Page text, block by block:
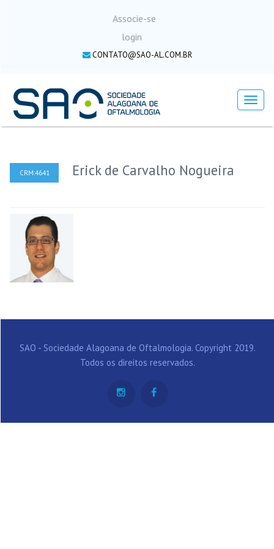
Associe-se
login
CONTATO@SAO-AL.COM.BR
Menu
CRM:4641 Erick de Carvalho Nogueira
SAO - Sociedade Alagoana de Oftalmologia. Copyright 2019.
Todos os direitos reservados.